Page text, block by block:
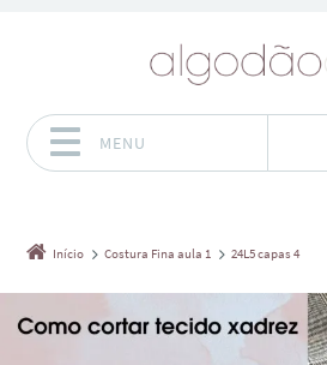
MENU
Início Costura Fina aula 1 24L5 capas 4